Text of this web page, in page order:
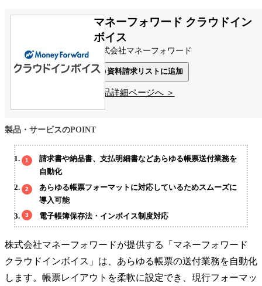
マネーフォワード クラウドイン
ボイス
株式会社マネーフォワード
資料請求リストに追加
製品詳細ページへ ＞
製品・サービスのPOINT
請求書や納品書、支払明細書などあらゆる帳票送付業務を
自動化
あらゆる帳票フォーマットに対応しているためスムーズに
導入可能
電子帳簿保存法・インボイス制度対応
株式会社マネーフォワードが提供する「マネーフォワード
クラウドインボイス」は、あらゆる帳票の送付業務を自動化
します。帳票レイアウトを柔軟に設定でき、現行フォーマッ